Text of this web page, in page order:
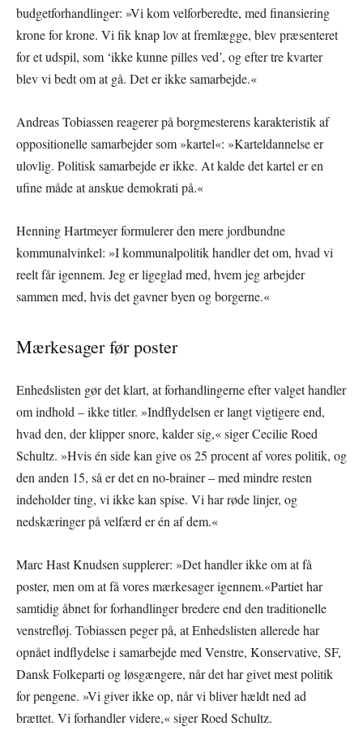
budgetforhandlinger: »Vi kom velforberedte, med finansiering
krone for krone. Vi fik knap lov at fremlægge, blev præsenteret
for et udspil, som ‘ikke kunne pilles ved’, og efter tre kvarter
blev vi bedt om at gå. Det er ikke samarbejde.«
Andreas Tobiassen reagerer på borgmesterens karakteristik af
oppositionelle samarbejder som »kartel«: »Karteldannelse er
ulovlig. Politisk samarbejde er ikke. At kalde det kartel er en
ufine måde at anskue demokrati på.«
Henning Hartmeyer formulerer den mere jordbundne
kommunalvinkel: »I kommunalpolitik handler det om, hvad vi
reelt får igennem. Jeg er ligeglad med, hvem jeg arbejder
sammen med, hvis det gavner byen og borgerne.«
Mærkesager før poster
Enhedslisten gør det klart, at forhandlingerne efter valget handler
om indhold – ikke titler. »Indflydelsen er langt vigtigere end,
hvad den, der klipper snore, kalder sig,« siger Cecilie Roed
Schultz. »Hvis én side kan give os 25 procent af vores politik, og
den anden 15, så er det en no-brainer – med mindre resten
indeholder ting, vi ikke kan spise. Vi har røde linjer, og
nedskæringer på velfærd er én af dem.«
Marc Hast Knudsen supplerer: »Det handler ikke om at få
poster, men om at få vores mærkesager igennem.«Partiet har
samtidig åbnet for forhandlinger bredere end den traditionelle
venstrefløj. Tobiassen peger på, at Enhedslisten allerede har
opnået indflydelse i samarbejde med Venstre, Konservative, SF,
Dansk Folkeparti og løsgængere, når det har givet mest politik
for pengene. »Vi giver ikke op, når vi bliver hældt ned ad
brættet. Vi forhandler videre,« siger Roed Schultz.